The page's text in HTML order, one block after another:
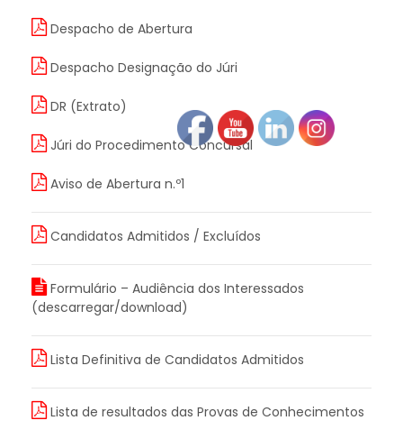
Despacho de Abertura
Despacho Designação do Júri
DR (Extrato)
Júri do Procedimento Concursal
Aviso de Abertura n.º1
Candidatos Admitidos / Excluídos
Formulário – Audiência dos Interessados
(descarregar/download)
Lista Definitiva de Candidatos Admitidos
Lista de resultados das Provas de Conhecimentos